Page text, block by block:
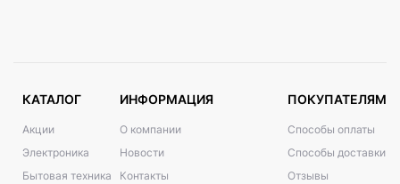
КАТАЛОГ
Акции
Электроника
Бытовая техника
ИНФОРМАЦИЯ
О компании
Новости
Контакты
ПОКУПАТЕЛЯМ
Способы оплаты
Способы доставки
Отзывы